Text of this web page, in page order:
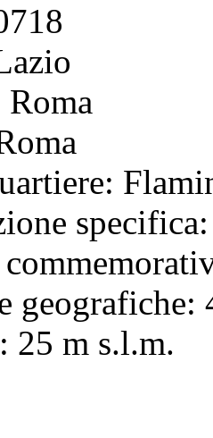
Roma
specifica:
geografiche:
25 m s.l.m.